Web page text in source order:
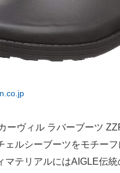
ーヴィル ラバーブーツ
ェルシーブーツをモチー
マテリアルにはAIGLE伝統